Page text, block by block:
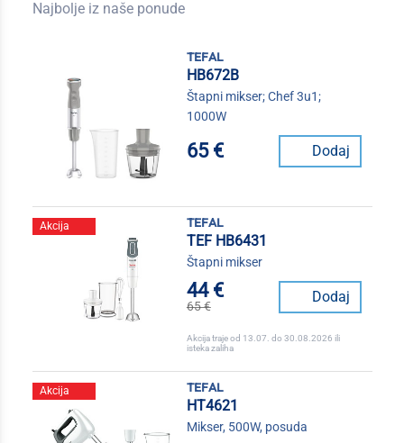
Najbolje iz naše ponude
tefal
HB672B
Štapni mikser; Chef 3u1;
1000W
65 € Dodaj
Akcija
tefal
TEF HB6431
Štapni mikser
44 €
65 €
Dodaj
Akcija traje od 13.07. do 30.08.2026 ili
isteka zaliha
Akcija
tefal
HT4621
Mikser, 500W, posuda